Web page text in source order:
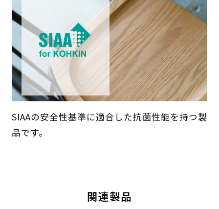
SIAAの安全性基準に適合した抗菌性能を持つ製
品です。
関連製品